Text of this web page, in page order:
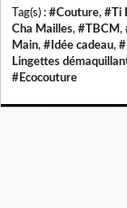
Tag(s) : #Couture, #Ti
Cha Mailles, #TBCM,
Main, #Idée cadeau,
Lingettes
#Ecocouture